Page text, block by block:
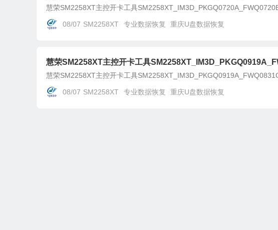
慧荣SM2258XT主控开卡工具
08/07 SM2258XT 专业数据恢复 重庆U盘数据恢复
慧荣SM2258XT主控开卡工具
慧荣SM2258XT主控开卡工具
08/07 SM2258XT 专业数据恢复 重庆U盘数据恢复